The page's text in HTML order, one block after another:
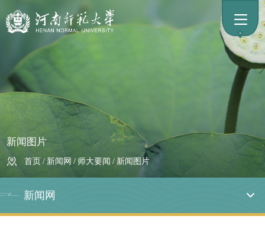
新闻图片
首页 / 新闻网 / 师大要闻 / 新闻图片
新闻网